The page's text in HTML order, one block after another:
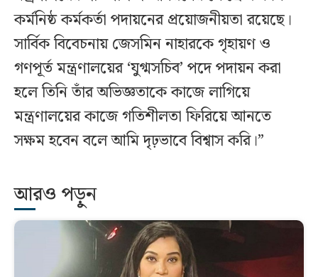
কর্মনিষ্ঠ কর্মকর্তা পদায়নের প্রয়োজনীয়তা রয়েছে।
সার্বিক বিবেচনায় জেসমিন নাহারকে গৃহায়ণ ও
গণপূর্ত মন্ত্রণালয়ের ‘যুগ্মসচিব’ পদে পদায়ন করা
হলে তিনি তাঁর অভিজ্ঞতাকে কাজে লাগিয়ে
মন্ত্রণালয়ের কাজে গতিশীলতা ফিরিয়ে আনতে
সক্ষম হবেন বলে আমি দৃঢ়ভাবে বিশ্বাস করি।”
আরও পড়ুন